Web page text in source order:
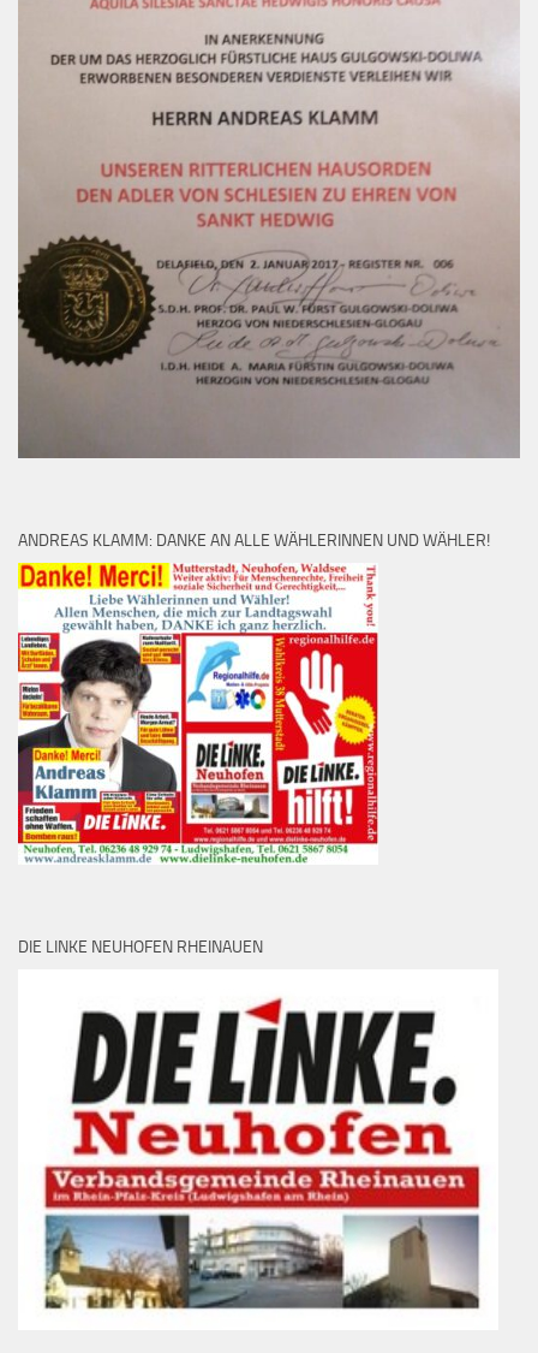
ANDREAS KLAMM: DANKE AN ALLE WÄHLERINNEN UND WÄHLER!
DIE LINKE NEUHOFEN RHEINAUEN